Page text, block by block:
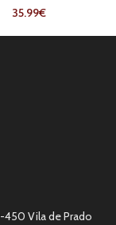
35.99€
450 Vila de Prado